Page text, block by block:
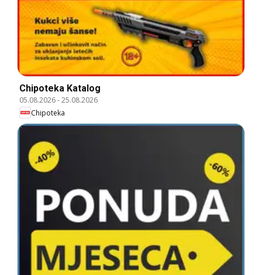
Chipoteka Katalog
05.08.2026-25.08.2026
Chipoteka